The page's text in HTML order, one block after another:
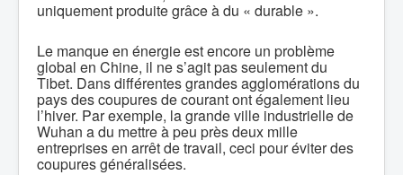
uniquement produite grâce à du « durable ».
Le manque en énergie est encore un problème
global en Chine, il ne s’agit pas seulement du
Tibet. Dans différentes grandes agglomérations du
pays des coupures de courant ont également lieu
l’hiver. Par exemple, la grande ville industrielle de
Wuhan a du mettre à peu près deux mille
entreprises en arrêt de travail, ceci pour éviter des
coupures généralisées.